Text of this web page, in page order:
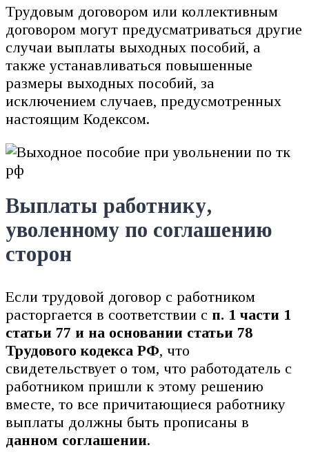
Трудовым договором или коллективным
договором могут предусматриваться другие
случаи выплаты выходных пособий, а
также устанавливаться повышенные
размеры выходных пособий, за
исключением случаев, предусмотренных
настоящим Кодексом.
Выплаты работнику,
уволенному по соглашению
сторон
Если трудовой договор с работником
расторгается в соответствии с п. 1 части 1
статьи 77 и на основании статьи 78
Трудового кодекса РФ, что
свидетельствует о том, что работодатель с
работником пришли к этому решению
вместе, то все причитающиеся работнику
выплаты должны быть прописаны в
данном соглашении.